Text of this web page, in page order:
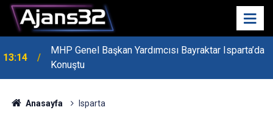
13:14
MHP Genel Başkan Yardımcısı Bayraktar Isparta’da
Konuştu
Anasayfa Isparta